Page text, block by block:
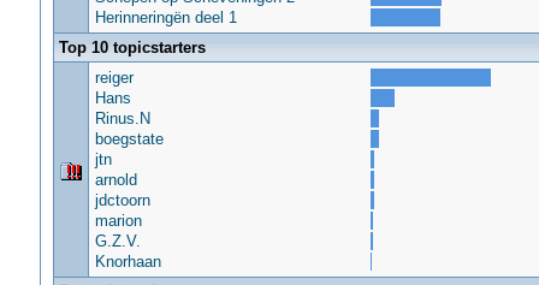
Herinneringën deel 1
Top 10 topicstarters
reiger
Hans
Rinus.N
boegstate
jtn
arnold
jdctoorn
marion
G.Z.V.
Knorhaan